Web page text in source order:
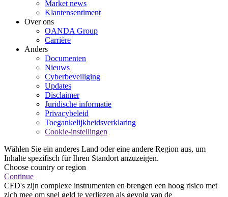
Market news
Klantensentiment
Over ons
OANDA Group
Carrière
Anders
Documenten
Nieuws
Cyberbeveiliging
Updates
Disclaimer
Juridische informatie
Privacybeleid
Toegankelijkheidsverklaring
Cookie-instellingen
Wählen Sie ein anderes Land oder eine andere Region aus, um
Inhalte spezifisch für Ihren Standort anzuzeigen.
Choose country or region
Continue
CFD's zijn complexe instrumenten en brengen een hoog risico met
zich mee om snel geld te verliezen als gevolg van de